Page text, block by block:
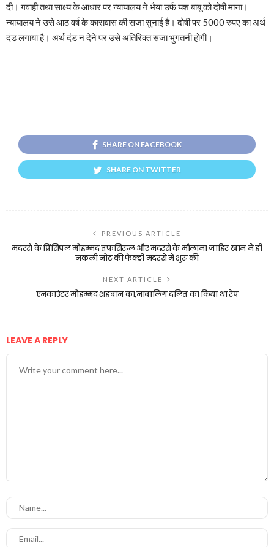
दी। गवाही तथा साक्ष्य के आधार पर न्यायालय ने भैया उर्फ यश बाबू को दोषी माना।
न्यायालय ने उसे आठ वर्ष के कारावास की सजा सुनाई है। दोषी पर 5000 रुपए का अर्थ
दंड लगाया है। अर्थ दंड न देने पर उसे अतिरिक्त सजा भुगतनी होगी।
SHARE ON FACEBOOK
SHARE ON TWITTER
PREVIOUS ARTICLE
मदरसे के प्रिंसिपल मोहम्मद तफसिरुल और मदरसे के मौलाना ज़ाहिर खान ने ही
नकली नोट की फैक्ट्री मदरसे में शुरू की
NEXT ARTICLE
एनकाउंटर मोहम्मद शहबान का,नाबालिग दलित का किया था रेप
LEAVE A REPLY